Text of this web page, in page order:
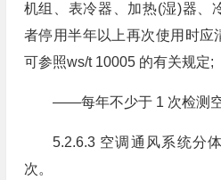
机组、表冷器、加热(湿)器、
者停用半年以上再次使用时应
可参照ws/t 10005 的有关规定;
——每年不少于 1 次检测空
5.2.6.3 空调通风系统分
次。